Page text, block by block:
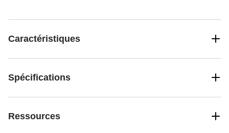
Caractéristiques
Spécifications
Ressources